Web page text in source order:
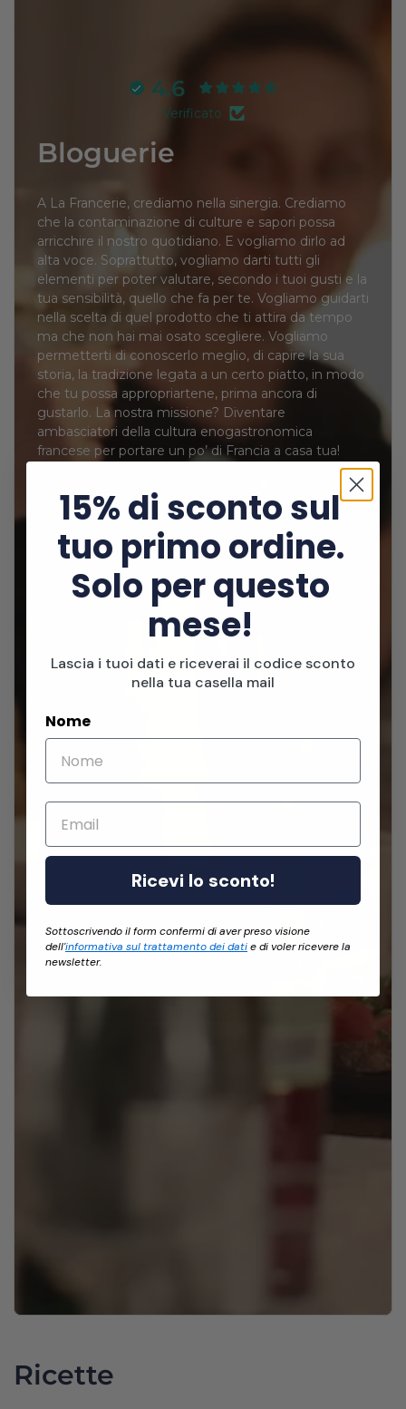
4.6
Verificato
Bloguerie
A La Francerie, crediamo nella sinergia. Crediamo
che la contaminazione di culture e sapori possa
arricchire il nostro quotidiano. E vogliamo dirlo ad
alta voce. Soprattutto, vogliamo darti tutti gli
elementi per poter valutare, secondo i tuoi gusti e la
tua sensibilità, quello che fa per te. Vogliamo guidarti
nella scelta di quel prodotto che ti attira da tempo
ma che non hai mai osato scegliere. Vogliamo
permetterti di conoscerlo meglio, di capire la sua
storia, la tradizione legata a un certo piatto, in modo
che tu possa appropriartene, prima ancora di
gustarlo. La nostra missione? Diventare
ambasciatori della cultura enogastronomica
francese per portare un po’ di Francia a casa tua!
Ricette
15% di sconto sul
tuo primo ordine.
Solo per questo
mese!
Lascia i tuoi dati e riceverai il codice sconto
nella tua casella mail
Nome
Email
Ricevi lo sconto!
Sottoscrivendo il form confermi di aver preso visione
dell'informativa sul trattamento dei datie di voler ricevere la
newsletter.